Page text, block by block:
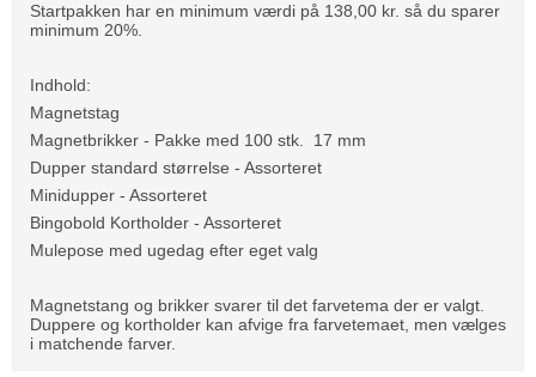
Startpakken har en minimum værdi på 138,00 kr. så du sparer
minimum 20%.
Indhold:
Magnetstag
Magnetbrikker - Pakke med 100 stk. 17 mm
Dupper standard størrelse - Assorteret
Minidupper - Assorteret
Bingobold Kortholder - Assorteret
Mulepose med ugedag efter eget valg
Magnetstang og brikker svarer til det farvetema der er valgt.
Duppere og kortholder kan afvige fra farvetemaet, men vælges
i matchende farver.